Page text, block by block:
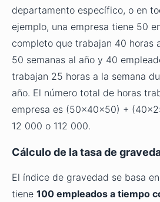
departamento específico, o en
ejemplo, una empresa tiene 50
completo que trabajan 40 horas
50 semanas al año y 40
trabajan 25 horas a la semana
año. El número total de horas
empresa es (50x40x50) +
12 000 o 112 000.
Cálculo de la tasa de
El índice de gravedad se basa
tiene 100 empleados a tiempo